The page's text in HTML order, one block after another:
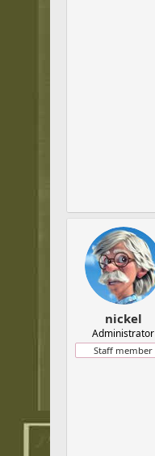
nickel
Administrator
Staff member